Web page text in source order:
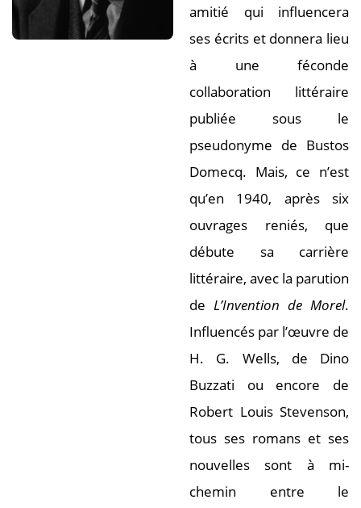
amitié qui influencera
ses écrits et donnera lieu
à une féconde
collaboration littéraire
publiée sous le
pseudonyme de Bustos
Domecq. Mais, ce n’est
qu’en 1940, après six
ouvrages reniés, que
débute sa carrière
littéraire, avec la parution
de L’Invention de Morel.
Influencés par l’œuvre de
H. G. Wells, de Dino
Buzzati ou encore de
Robert Louis Stevenson,
tous ses romans et ses
nouvelles sont à mi-
chemin entre le